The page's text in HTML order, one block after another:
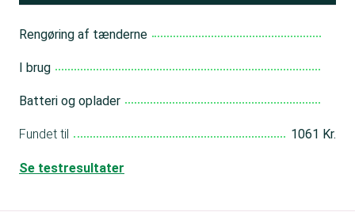
Rengøring af tænderne
I brug
Batteri og oplader
Fundet til 1061 Kr.
Se testresultater